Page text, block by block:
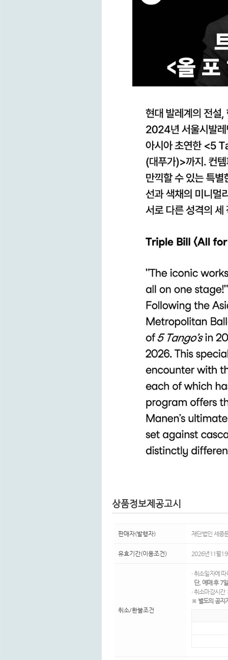
상품정보제공고시
판매자(발행자) 재단법인 세종
유효기간(이용조건) 2026년11월19
취소/환불조건
∙ 취소일자에
단, 예매 후 7
∙ 취소마감시
※ 별도의 공지